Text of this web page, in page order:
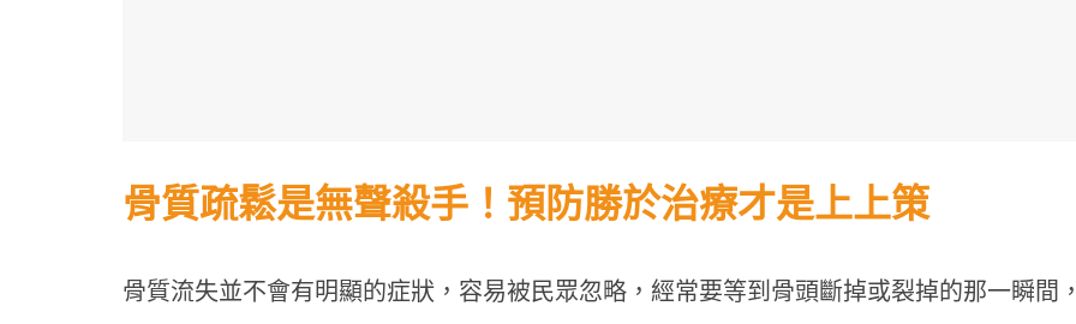
骨質疏鬆是無聲殺手！預防勝於治療才是上上策
骨質流失並不會有明顯的症狀，容易被民眾忽略，經常要等到骨頭斷掉或裂掉的那一瞬間
提升保護力